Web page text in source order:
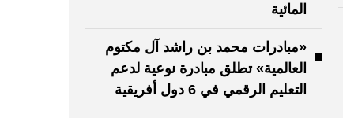
المائية
«مبادرات محمد بن راشد آل مكتوم
العالمية» تطلق مبادرة نوعية لدعم
التعليم الرقمي في 6 دول أفريقية